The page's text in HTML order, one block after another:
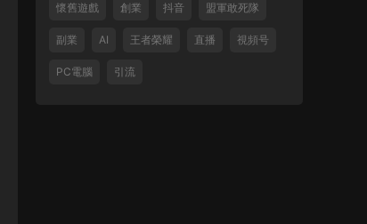
懷舊遊戲 創業 抖音 盟軍敢死隊
副業 AI 王者榮耀 直播 視頻号
PC電腦 引流